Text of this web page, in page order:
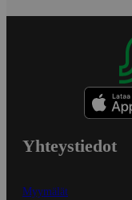
Yhteystiedot
Myymälät